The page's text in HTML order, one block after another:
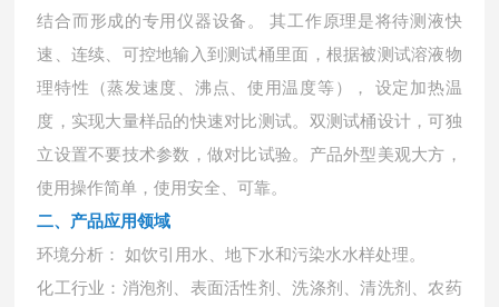
结合而形成的专用仪器设备。 其工作原理是将待测液快
速、连续、可控地输入到测试桶里面，根据被测试溶液物
理特性（蒸发速度、沸点、使用温度等）， 设定加热温
度，实现大量样品的快速对比测试。双测试桶设计，可独
立设置不要技术参数，做对比试验。产品外型美观大方，
使用操作简单，使用安全、可靠。
二、产品应用领域
环境分析： 如饮引用水、地下水和污染水水样处理。
化工行业：消泡剂、表面活性剂、洗涤剂、清洗剂、农药